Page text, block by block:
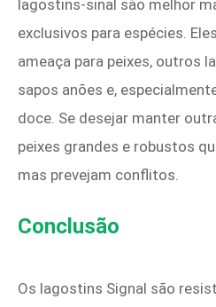
lagostins-sinal são melhor
exclusivos para espécies.
ameaça para peixes, outros
sapos anões e,
doce. Se desejar manter
peixes grandes e robustos
mas prevejam conflitos.
Conclusão
Os lagostins Signal são